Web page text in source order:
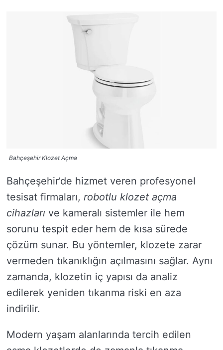
Bahçeşehir Klozet Açma
Bahçeşehir’de hizmet veren profesyonel
tesisat firmaları, robotlu klozet açma
cihazları ve kameralı sistemler ile hem
sorunu tespit eder hem de kısa sürede
çözüm sunar. Bu yöntemler, klozete zarar
vermeden tıkanıklığın açılmasını sağlar. Aynı
zamanda, klozetin iç yapısı da analiz
edilerek yeniden tıkanma riski en aza
indirilir.
Modern yaşam alanlarında tercih edilen